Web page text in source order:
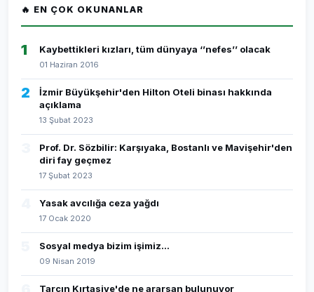
🔥 EN ÇOK OKUNANLAR
1 Kaybettikleri kızları, tüm dünyaya ‘’nefes’’ olacak
01 Haziran 2016
2
İzmir Büyükşehir'den Hilton Oteli binası hakkında
açıklama
13 Şubat 2023
Prof. Dr. Sözbilir: Karşıyaka, Bostanlı ve Mavişehir'den
diri fay geçmez
17 Şubat 2023
Yasak avcılığa ceza yağdı
17 Ocak 2020
Sosyal medya bizim işimiz...
09 Nisan 2019
Tarçın Kırtasiye'de ne ararsan bulunuyor